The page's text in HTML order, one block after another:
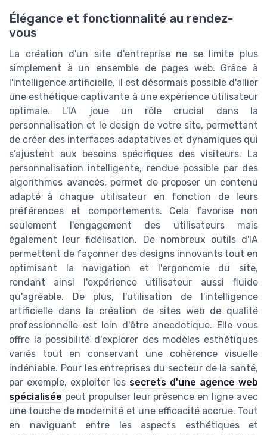
Élégance et fonctionnalité au rendez-
vous
La création d'un site d'entreprise ne se limite plus
simplement à un ensemble de pages web. Grâce à
l'intelligence artificielle, il est désormais possible d'allier
une esthétique captivante à une expérience utilisateur
optimale. L'IA joue un rôle crucial dans la
personnalisation et le design de votre site, permettant
de créer des interfaces adaptatives et dynamiques qui
s’ajustent aux besoins spécifiques des visiteurs. La
personnalisation intelligente, rendue possible par des
algorithmes avancés, permet de proposer un contenu
adapté à chaque utilisateur en fonction de leurs
préférences et comportements. Cela favorise non
seulement l'engagement des utilisateurs mais
également leur fidélisation. De nombreux outils d'IA
permettent de façonner des designs innovants tout en
optimisant la navigation et l'ergonomie du site,
rendant ainsi l'expérience utilisateur aussi fluide
qu'agréable. De plus, l'utilisation de l'intelligence
artificielle dans la création de sites web de qualité
professionnelle est loin d'être anecdotique. Elle vous
offre la possibilité d'explorer des modèles esthétiques
variés tout en conservant une cohérence visuelle
indéniable. Pour les entreprises du secteur de la santé,
par exemple, exploiter les secrets d'une agence web
spécialisée peut propulser leur présence en ligne avec
une touche de modernité et une efficacité accrue. Tout
en naviguant entre les aspects esthétiques et